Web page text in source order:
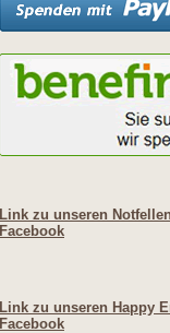
Link zu unseren
Facebook
Link zu unseren Happy
Facebook